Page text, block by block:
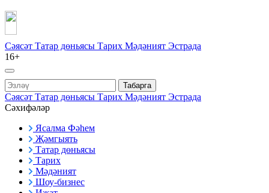
Сәясәт Татар дөньясы Тарих Мәдәният Эстрада
16+
Табарга
Сәясәт Татар дөньясы Тарих Мәдәният Эстрада
Сәхифәләр
Ясалма Фәһем
Җәмгыять
Татар дөньясы
Тарих
Мәдәният
Шоу-бизнес